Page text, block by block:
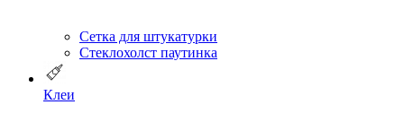
Сетка для штукатурки
Стеклохолст паутинка
Клеи